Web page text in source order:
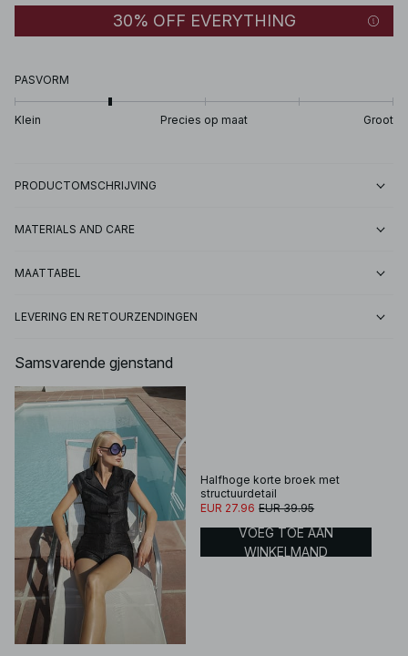
30% OFF EVERYTHING
PASVORM
Klein Precies op maat Groot
PRODUCTOMSCHRIJVING
MATERIALS AND CARE
MAATTABEL
LEVERING EN RETOURZENDINGEN
Samsvarende gjenstand
Halfhoge korte broek met
structuurdetail
EUR 27.96 EUR 39.95
VOEG TOE AAN
WINKELMAND